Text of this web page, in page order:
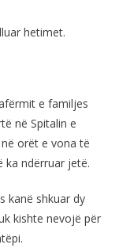
hetimet.
e familjes
në Spitalin e
orët e vona të
ka ndërruar jetë.
kanë shkuar dy
kishte nevojë për